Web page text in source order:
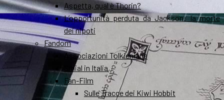
Aspetta, qual è Thorin?
L’opportunità perduta da Jackson: la morte
dei nipoti
Fandom
Associazioni Tolkieniane
Smial in Italia
Fan-Film
Sulle Tracce dei Kiwi Hobbit